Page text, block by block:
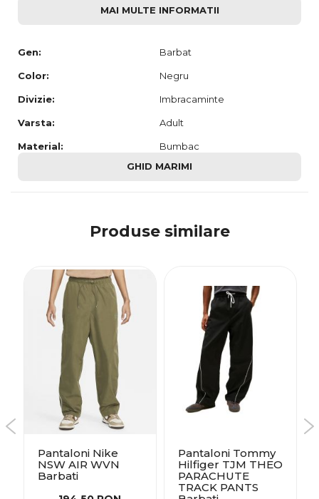
MAI MULTE INFORMATII
Gen: Barbat
Color: Negru
Divizie: Imbracaminte
Varsta: Adult
Material:
Bumbac
GHID MARIMI
Produse similare
Pantaloni Nike
NSW AIR WVN
Barbati
Pantaloni Tommy
Hilfiger TJM THEO
PARACHUTE
TRACK PANTS